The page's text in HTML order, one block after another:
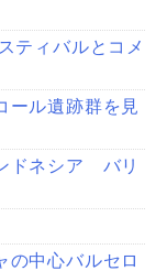
ティバルとコメ
ル遺跡群を見
ドネシア バリ
中心バルセロ